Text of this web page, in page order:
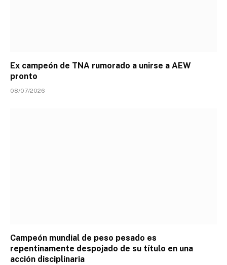
Ex campeón de TNA rumorado a unirse a AEW
pronto
08/07/2026
Campeón mundial de peso pesado es
repentinamente despojado de su título en una
acción disciplinaria